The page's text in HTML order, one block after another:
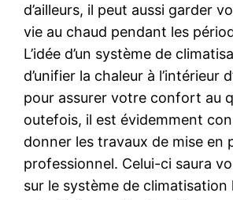
d’ailleurs, il peut aussi garder
vie au chaud pendant les
L’idée d’un système de
d’unifier la chaleur à l’intérieur
pour assurer votre confort au
outefois, il est évidemment
donner les travaux de mise en
professionnel. Celui-ci saura
sur le système de climatisation